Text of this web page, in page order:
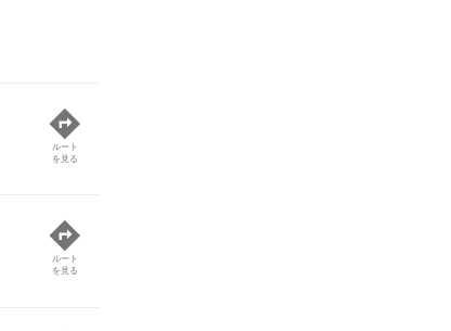
ルート
を見る
ルート
を見る